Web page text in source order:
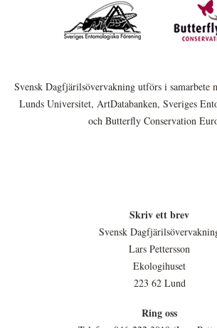
Svensk Dagfjärilsövervakning utförs i samarbete
Lunds Universitet, ArtDatabanken, Sveriges
och Butterfly Conservation
Skriv ett brev
Svensk
Lars Pettersson
Ekologihuset
223 62 Lund
Ring oss